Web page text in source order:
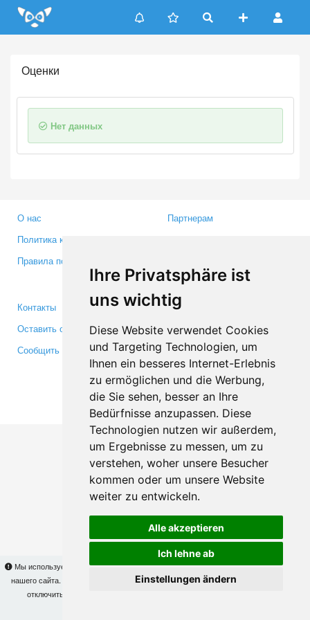
Ihre Privatsphäre ist
uns wichtig
Diese Website verwendet Cookies
und Targeting Technologien, um
Ihnen ein besseres Internet-Erlebnis
zu ermöglichen und die Werbung,
die Sie sehen, besser an Ihre
Bedürfnisse anzupassen. Diese
Technologien nutzen wir außerdem,
um Ergebnisse zu messen, um zu
verstehen, woher unsere Besucher
kommen oder um unsere Website
weiter zu entwickeln.
Alle akzeptieren
Ich lehne ab
Einstellungen ändern
Update cookies preferences
Мы используем cookies для того, чтобы Вы могли использовать весь функционал
нашего сайта. На
Вы сможете узнать подробности и, при желании,
отключить использование cookies. Продолжая пользоваться сайтом, Вы
Оценки
Нет данных
О нас
Политика конфиденциальности
Правила пользования
Партнерам
Медиа
Контакты
Оставить отзыв
Сообщить об ошибке
Facebook
Twitter
YouTube
Google+
Makis© Copyright 2026